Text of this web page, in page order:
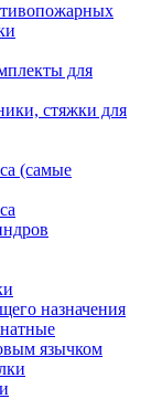
для
стяжки для
(самые
назначения
язычком